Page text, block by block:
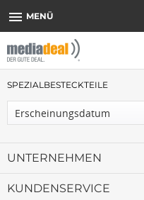
menu MENÜ
SPEZIALBESTECKTEILE
UNTERNEHMEN
KUNDENSERVICE